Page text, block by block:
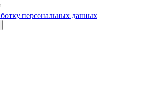
персональных данных